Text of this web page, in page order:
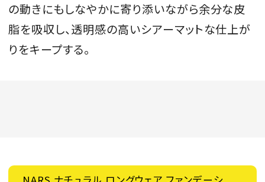
の動きにもしなやかに寄り添いながら余分な皮
脂を吸収し、透明感の高いシアーマットな仕上が
りをキープする。